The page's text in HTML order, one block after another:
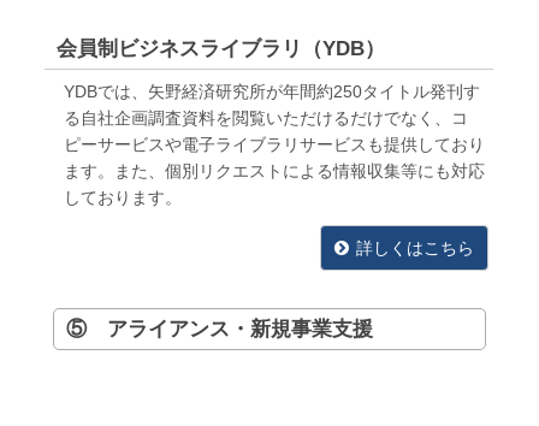
会員制ビジネスライブラリ（YDB）
YDBでは、矢野経済研究所が年間約250タイトル発刊す
る自社企画調査資料を閲覧いただけるだけでなく、コ
ピーサービスや電子ライブラリサービスも提供しており
ます。また、個別リクエストによる情報収集等にも対応
しております。
詳しくはこちら
⑤ アライアンス・新規事業支援